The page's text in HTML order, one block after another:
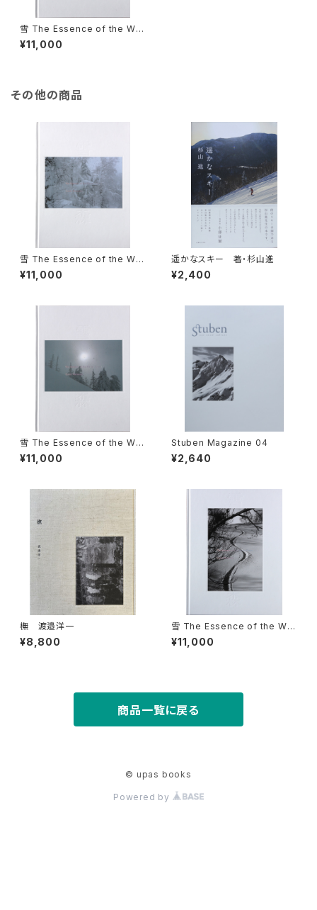
雪 The Essence of the Win
ter Forest 森／coverB
¥11,000
その他の商品
雪 The Essence of the Win
ter Forest 森／coverA
¥11,000
遥かなスキー 著・杉山進
¥2,400
雪 The Essence of the Win
ter Forest 森／coverB
¥11,000
Stuben Magazine 04
¥2,640
橅 渡邉洋一
¥8,800
雪 The Essence of the Win
ter Forest 森／coverC
¥11,000
商品一覧に戻る
© upas books
Powered by